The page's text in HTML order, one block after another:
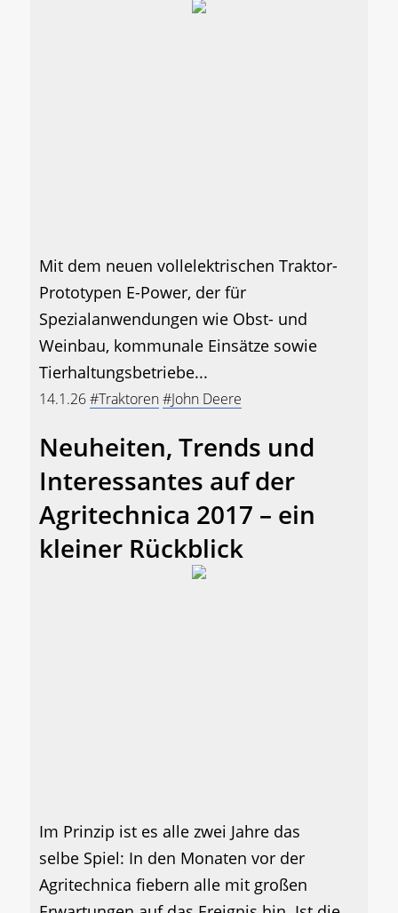
Mit dem neuen vollelektrischen Traktor-
Prototypen E-Power, der für
Spezialanwendungen wie Obst- und
Weinbau, kommunale Einsätze sowie
Tierhaltungsbetriebe...
14.1.26#Traktoren#John Deere
Neuheiten, Trends und
Interessantes auf der
Agritechnica 2017 – ein
kleiner Rückblick
Im Prinzip ist es alle zwei Jahre das
selbe Spiel: In den Monaten vor der
Agritechnica fiebern alle mit großen